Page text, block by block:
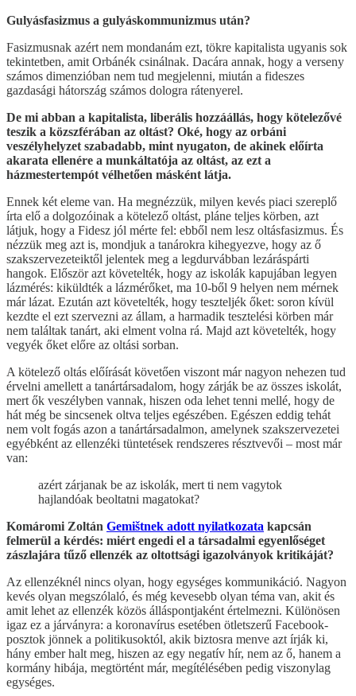
Gulyásfasizmus a gulyáskommunizmus után?
Fasizmusnak azért nem mondanám ezt, tökre kapitalista ugyanis sok
tekintetben, amit Orbánék csinálnak. Dacára annak, hogy a verseny
számos dimenzióban nem tud megjelenni, miután a fideszes
gazdasági hátország számos dologra rátenyerel.
De mi abban a kapitalista, liberális hozzáállás, hogy kötelezővé
teszik a közszférában az oltást? Oké, hogy az orbáni
veszélyhelyzet szabadabb, mint nyugaton, de akinek előírta
akarata ellenére a munkáltatója az oltást, az ezt a
házmestertempót vélhetően másként látja.
Ennek két eleme van. Ha megnézzük, milyen kevés piaci szereplő
írta elő a dolgozóinak a kötelező oltást, pláne teljes körben, azt
látjuk, hogy a Fidesz jól mérte fel: ebből nem lesz oltásfasizmus. És
nézzük meg azt is, mondjuk a tanárokra kihegyezve, hogy az ő
szakszervezeteiktől jelentek meg a legdurvábban lezáráspárti
hangok. Először azt követelték, hogy az iskolák kapujában legyen
lázmérés: kiküldték a lázmérőket, ma 10-ből 9 helyen nem mérnek
már lázat. Ezután azt követelték, hogy teszteljék őket: soron kívül
kezdte el ezt szervezni az állam, a harmadik tesztelési körben már
nem találtak tanárt, aki elment volna rá. Majd azt követelték, hogy
vegyék őket előre az oltási sorban.
A kötelező oltás előírását követően viszont már nagyon nehezen tud
érvelni amellett a tanártársadalom, hogy zárják be az összes iskolát,
mert ők veszélyben vannak, hiszen oda lehet tenni mellé, hogy de
hát még be sincsenek oltva teljes egészében. Egészen eddig tehát
nem volt fogás azon a tanártársadalmon, amelynek szakszervezetei
egyébként az ellenzéki tüntetések rendszeres résztvevői – most már
van:
azért zárjanak be az iskolák, mert ti nem vagytok
hajlandóak beoltatni magatokat?
Komáromi Zoltán Gemištnek adott nyilatkozata kapcsán
felmerül a kérdés: miért engedi el a társadalmi egyenlőséget
zászlajára tűző ellenzék az oltottsági igazolványok kritikáját?
Az ellenzéknél nincs olyan, hogy egységes kommunikáció. Nagyon
kevés olyan megszólaló, és még kevesebb olyan téma van, akit és
amit lehet az ellenzék közös álláspontjaként értelmezni. Különösen
igaz ez a járványra: a koronavírus esetében ötletszerű Facebook-
posztok jönnek a politikusoktól, akik biztosra menve azt írják ki,
hány ember halt meg, hiszen az egy negatív hír, nem az ő, hanem a
kormány hibája, megtörtént már, megítélésében pedig viszonylag
egységes.